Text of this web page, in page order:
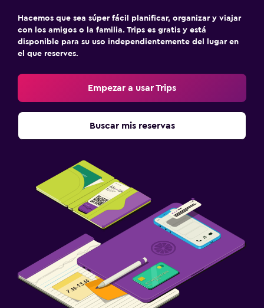
Hacemos que sea súper fácil planificar, organizar y viajar
con los amigos o la familia. Trips es gratis y está
disponible para su uso independientemente del lugar en
el que reserves.
Empezar a usar Trips
Buscar mis reservas